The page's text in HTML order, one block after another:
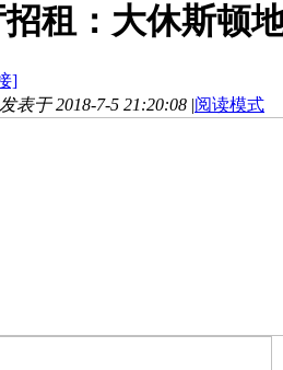
租：大休斯顿
]
发表于 2018-7-5 21:20:08 |阅读模式